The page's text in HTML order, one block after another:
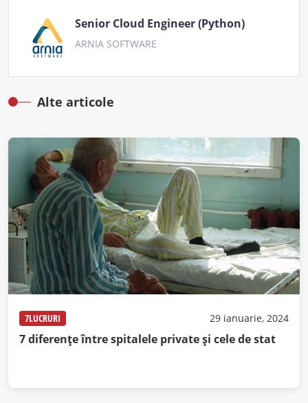
Senior Cloud Engineer (Python)
ARNIA SOFTWARE
Alte articole
7LUCRURI 29 ianuarie, 2024
7 diferențe între spitalele private și cele de stat